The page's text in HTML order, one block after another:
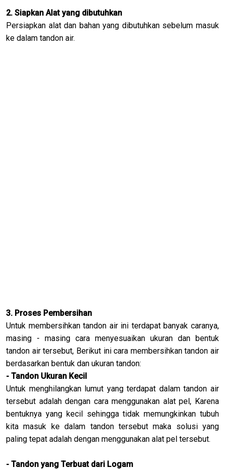
2. Siapkan Alat yang dibutuhkan
Persiapkan alat dan bahan yang dibutuhkan sebelum masuk
ke dalam tandon air.
3. Proses Pembersihan
Untuk membersihkan tandon air ini terdapat banyak caranya,
masing - masing cara menyesuaikan ukuran dan bentuk
tandon air tersebut, Berikut ini cara membersihkan tandon air
berdasarkan bentuk dan ukuran tandon:
- Tandon Ukuran Kecil
Untuk menghilangkan lumut yang terdapat dalam tandon air
tersebut adalah dengan cara menggunakan alat pel, Karena
bentuknya yang kecil sehingga tidak memungkinkan tubuh
kita masuk ke dalam tandon tersebut maka solusi yang
paling tepat adalah dengan menggunakan alat pel tersebut.
- Tandon yang Terbuat dari Logam